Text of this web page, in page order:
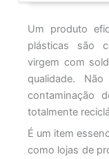
Um produto
plásticas são
virgem com
qualidade.
contaminação
totalmente
É um item
como lojas de